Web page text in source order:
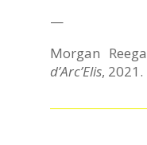
—
Morgan
d’Arc’Elis, 2021.